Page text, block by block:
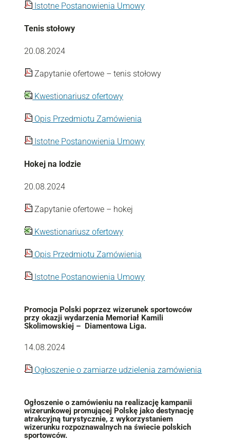
Istotne Postanowienia Umowy
Tenis stołowy
20.08.2024
Zapytanie ofertowe – tenis stołowy
Kwestionariusz ofertowy
Opis Przedmiotu Zamówienia
Istotne Postanowienia Umowy
Hokej na lodzie
20.08.2024
Zapytanie ofertowe – hokej
Kwestionariusz ofertowy
Opis Przedmiotu Zamówienia
Istotne Postanowienia Umowy
Promocja Polski poprzez wizerunek sportowców
przy okazji wydarzenia Memoriał Kamili
Skolimowskiej – Diamentowa Liga.
14.08.2024
Ogłoszenie o zamiarze udzielenia zamówienia
Ogłoszenie o zamówieniu na realizację kampanii
wizerunkowej promującej Polskę jako destynację
atrakcyjną turystycznie, z wykorzystaniem
wizerunku rozpoznawalnych na świecie polskich
sportowców.